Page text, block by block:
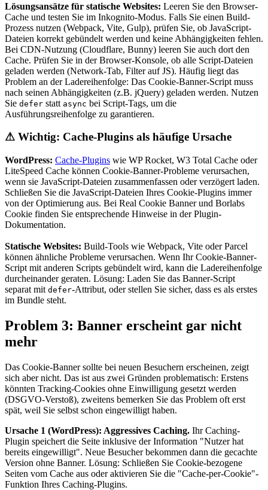
Lösungsansätze für statische Websites: Leeren Sie den Browser-
Cache und testen Sie im Inkognito-Modus. Falls Sie einen Build-
Prozess nutzen (Webpack, Vite, Gulp), prüfen Sie, ob JavaScript-
Dateien korrekt gebündelt werden und keine Abhängigkeiten fehlen.
Bei CDN-Nutzung (Cloudflare, Bunny) leeren Sie auch dort den
Cache. Prüfen Sie in der Browser-Konsole, ob alle Script-Dateien
geladen werden (Network-Tab, Filter auf JS). Häufig liegt das
Problem an der Ladereihenfolge: Das Cookie-Banner-Script muss
nach seinen Abhängigkeiten (z.B. jQuery) geladen werden. Nutzen
Sie defer statt async bei Script-Tags, um die
Ausführungsreihenfolge zu garantieren.
⚠ Wichtig: Cache-Plugins als häufige Ursache
WordPress: Cache-Plugins wie WP Rocket, W3 Total Cache oder
LiteSpeed Cache können Cookie-Banner-Probleme verursachen,
wenn sie JavaScript-Dateien zusammenfassen oder verzögert laden.
Schließen Sie die JavaScript-Dateien Ihres Cookie-Plugins immer
von der Optimierung aus. Bei Real Cookie Banner und Borlabs
Cookie finden Sie entsprechende Hinweise in der Plugin-
Dokumentation.
Statische Websites: Build-Tools wie Webpack, Vite oder Parcel
können ähnliche Probleme verursachen. Wenn Ihr Cookie-Banner-
Script mit anderen Scripts gebündelt wird, kann die Ladereihenfolge
durcheinander geraten. Lösung: Laden Sie das Banner-Script
separat mit defer-Attribut, oder stellen Sie sicher, dass es als erstes
im Bundle steht.
Problem 3: Banner erscheint gar nicht
mehr
Das Cookie-Banner sollte bei neuen Besuchern erscheinen, zeigt
sich aber nicht. Das ist aus zwei Gründen problematisch: Erstens
könnten Tracking-Cookies ohne Einwilligung gesetzt werden
(DSGVO-Verstoß), zweitens bemerken Sie das Problem oft erst
spät, weil Sie selbst schon eingewilligt haben.
Ursache 1 (WordPress): Aggressives Caching. Ihr Caching-
Plugin speichert die Seite inklusive der Information "Nutzer hat
bereits eingewilligt". Neue Besucher bekommen dann die gecachte
Version ohne Banner. Lösung: Schließen Sie Cookie-bezogene
Seiten vom Cache aus oder aktivieren Sie die "Cache-per-Cookie"-
Funktion Ihres Caching-Plugins.